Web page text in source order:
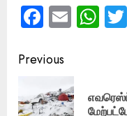
Email
Post
navigation
Previous